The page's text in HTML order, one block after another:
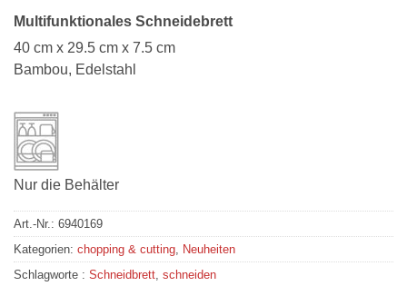
Multifunktionales Schneidebrett
40 cm x 29.5 cm x 7.5 cm
Bambou, Edelstahl
Nur die Behälter
Art.-Nr.: 6940169
Kategorien: chopping & cutting, Neuheiten
Schlagworte : Schneidbrett, schneiden